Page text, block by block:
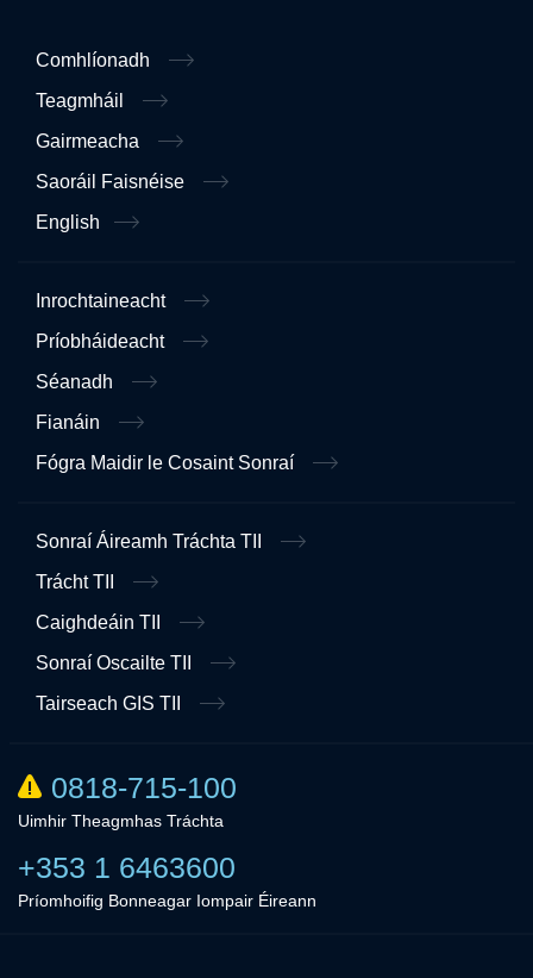
Comhlíonadh
Teagmháil
Gairmeacha
Saoráil Faisnéise
English
Inrochtaineacht
Príobháideacht
Séanadh
Fianáin
Fógra Maidir le Cosaint Sonraí
Sonraí Áireamh Tráchta TII
Trácht TII
Caighdeáin TII
Sonraí Oscailte TII
Tairseach GIS TII
0818-715-100
Uimhir Theagmhas Tráchta
+353 1 6463600
Príomhoifig Bonneagar Iompair Éireann